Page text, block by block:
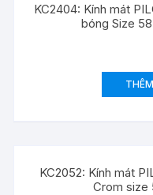
KC2404: Kính mát
bóng Size
KC2052: Kính mát
Crom size